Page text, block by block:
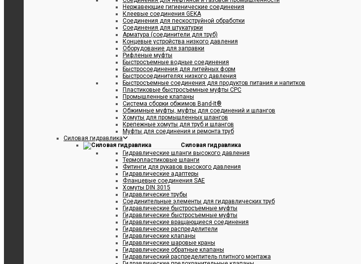
Нержавеющие гигиенические соединения
Клеевые соединения GEKA
Соединения для пескоструйной обработки
Cоединения для штукатурки
Арматура (соединители для труб)
Концевые устройства низкого давления
Оборудование для заправки
Рифленые муфты
Быстросъемные водные соединения
Быстросоединения для литейных форм
Быстросоединителях низкого давления
Быстросъемные соединения для продуктов питания и напитков
Пластиковые быстросъемные муфты CPC
Промышленные клапаны
Система сборки обжимов Band-It®
Обжимные муфты, муфты для соединений и шлангов
Хомуты для промышленных шлангов
Крепежные хомуты для труб и шлангов
Муфты для соединения и ремонта труб
Силовая гидравлика
Силовая гидравлика
Гидравлические шланги высокого давления
Термопластиковые шланги
Фитинги для рукавов высокого давления
Гидравлические адаптеры
Фланцевые соединения SAE
Хомуты DIN 3015
Гидравлические трубы
Соединительные элементы для гидравлических труб
Гидравлические быстросъемные муфты
Гидравлические быстросъемные муфты
Гидравлические вращающиеся соединения
Гидравлические распределители
Гидравлические клапаны
Гидравлические шаровые краны
Гидравлические обратные клапаны
Гидравлический распределитель плитного монтажа